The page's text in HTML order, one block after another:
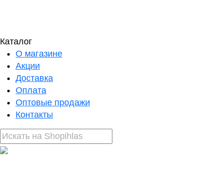
Каталог
О магазине
Акции
Доставка
Оплата
Оптовые продажи
Контакты